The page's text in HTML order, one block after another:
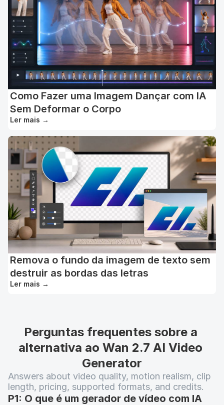
Como Fazer uma Imagem Dançar com IA
Sem Deformar o Corpo
Ler mais →
Remova o fundo da imagem de texto sem
destruir as bordas das letras
Ler mais →
Perguntas frequentes sobre a
alternativa ao Wan 2.7 AI Video
Generator
Answers about video quality, motion realism, clip
length, pricing, supported formats, and credits.
P1: O que é um gerador de vídeo com IA